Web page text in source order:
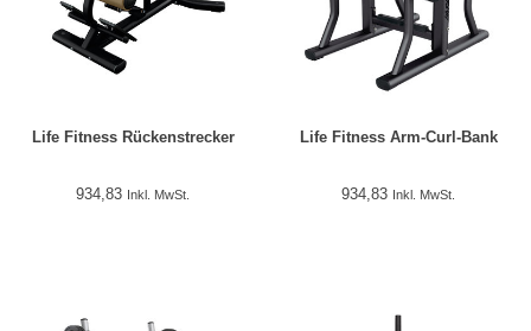
Life Fitness Rückenstrecker
934,83 Inkl. MwSt.
Life Fitness Arm-Curl-Bank
934,83 Inkl. MwSt.